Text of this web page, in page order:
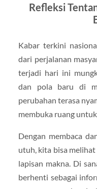
Refleksi
Kabar terkini
dari perjalanan
terjadi hari ini
dan pola baru di
perubahan terasa
membuka ruang
Dengan membaca
utuh, kita bisa
lapisan makna. Di
berhenti sebagai